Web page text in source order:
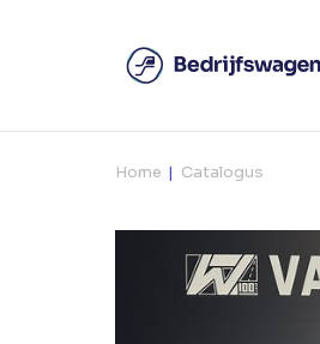
Home Catalogus